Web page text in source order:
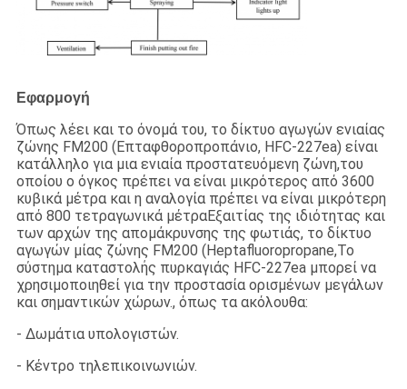
Εφαρμογή
Όπως λέει και το όνομά του, το δίκτυο αγωγών ενιαίας
ζώνης FM200 (Επταφθοροπροπάνιο, HFC-227ea) είναι
κατάλληλο για μια ενιαία προστατευόμενη ζώνη,του
οποίου ο όγκος πρέπει να είναι μικρότερος από 3600
κυβικά μέτρα και η αναλογία πρέπει να είναι μικρότερη
από 800 τετραγωνικά μέτραΕξαιτίας της ιδιότητας και
των αρχών της απομάκρυνσης της φωτιάς, το δίκτυο
αγωγών μίας ζώνης FM200 (Heptafluoropropane,Το
σύστημα καταστολής πυρκαγιάς HFC-227ea μπορεί να
χρησιμοποιηθεί για την προστασία ορισμένων μεγάλων
και σημαντικών χώρων., όπως τα ακόλουθα:
- Δωμάτια υπολογιστών.
- Κέντρο τηλεπικοινωνιών.